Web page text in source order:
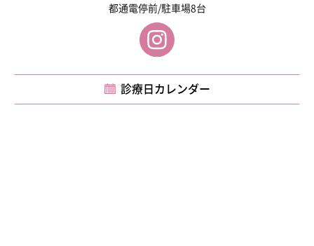
都通電停前/駐車場8台
診療日カレンダー